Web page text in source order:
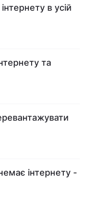
в усій
та
інтернету -